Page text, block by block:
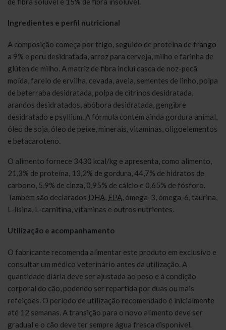
Ingredientes e perfil nutricional
A composição começa por trigo, seguido de proteína de frango
a 9% e peru desidratada, arroz para cerveja, milho e farinha de
glúten de milho. A matriz de fibra inclui casca de noz-pecã
moída, farelo de ervilha, cevada, aveia, sementes de linho, polpa
de beterraba desidratada, polpa de citrinos desidratada,
arandos desidratados, abóbora desidratada, gengibre
desidratado e psyllium. A fórmula contém ainda gordura animal,
óleo de soja, óleo de peixe, minerais, vitaminas, oligoelementos
e betacaroteno.
O alimento fornece 3430 kcal/kg e apresenta, como alimento,
21,3% de proteína, 13,2% de gordura, 44,7% de hidratos de
carbono, 5,9% de cinza, 0,95% de cálcio e 0,65% de fósforo.
Também são declarados DHA, EPA, ómega-3, ómega-6, taurina,
L-lisina, L-carnitina, vitaminas e outros nutrientes.
Utilização e acompanhamento
O fabricante recomenda alimentar este produto em exclusivo e
consultar um médico veterinário antes da utilização. A
quantidade diária deve ser ajustada ao peso e à condição
corporal do cão, podendo ser repartida por duas ou mais
refeições. O período de utilização recomendado é inicialmente
até 12 semanas. A transição para o novo alimento deve ser
gradual e o cão deve ter sempre água fresca disponível.